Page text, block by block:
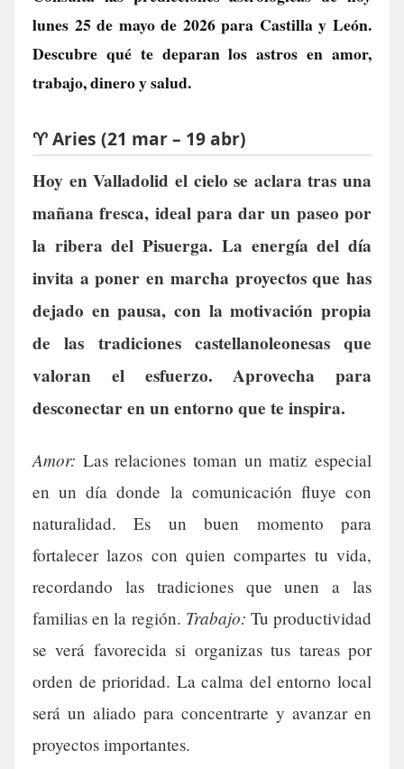
lunes 25 de mayo de 2026 para Castilla y León.
Descubre qué te deparan los astros en amor,
trabajo, dinero y salud.
♈ Aries (21 mar – 19 abr)
Hoy en Valladolid el cielo se aclara tras una
mañana fresca, ideal para dar un paseo por
la ribera del Pisuerga. La energía del día
invita a poner en marcha proyectos que has
dejado en pausa, con la motivación propia
de las tradiciones castellanoleonesas que
valoran el esfuerzo. Aprovecha para
desconectar en un entorno que te inspira.
Amor: Las relaciones toman un matiz especial
en un día donde la comunicación fluye con
naturalidad. Es un buen momento para
fortalecer lazos con quien compartes tu vida,
recordando las tradiciones que unen a las
familias en la región. Trabajo: Tu productividad
se verá favorecida si organizas tus tareas por
orden de prioridad. La calma del entorno local
será un aliado para concentrarte y avanzar en
proyectos importantes.